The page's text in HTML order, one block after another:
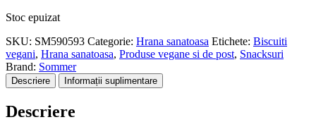
Stoc epuizat
SKU: SM590593 Categorie: Hrana sanatoasa Etichete: Biscuiti
vegani, Hrana sanatoasa, Produse vegane si de post, Snacksuri
Brand: Sommer
Descriere Informații suplimentare
Descriere